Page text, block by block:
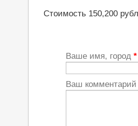
Стоимость 150,200
Ваше имя, город *
Ваш